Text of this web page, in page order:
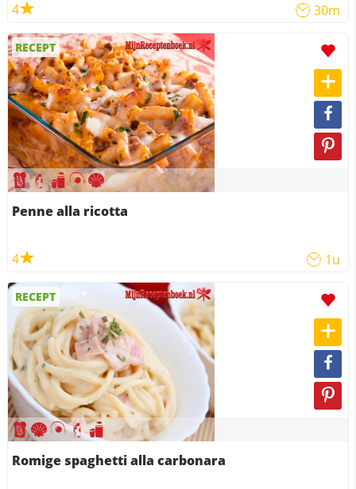
4 30m
RECEPT
Penne alla ricotta
4 1u
RECEPT
Romige spaghetti alla carbonara